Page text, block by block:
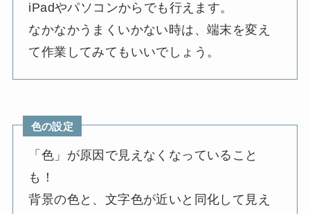
iPadやパソコンからでも行えます。
なかなかうまくいかない時は、端末を変え
て作業してみてもいいでしょう。
色の設定
「色」が原因で見えなくなっていること
も！
背景の色と、文字色が近いと同化して見え